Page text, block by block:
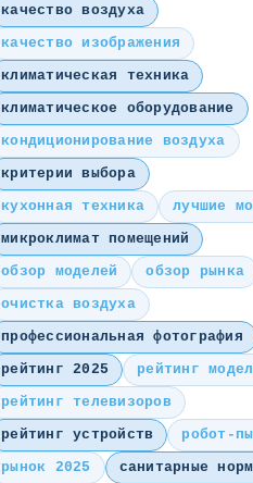
качество воздуха
качество изображения
климатическая техника
климатическое оборудование
кондиционирование воздуха
критерии выбора
кухонная техника
лучшие
микроклимат помещений
обзор моделей
обзор рынка
очистка воздуха
профессиональная фотография
рейтинг 2025
рейтинг
рейтинг телевизоров
рейтинг устройств
робот-
рынок 2025
санитарные